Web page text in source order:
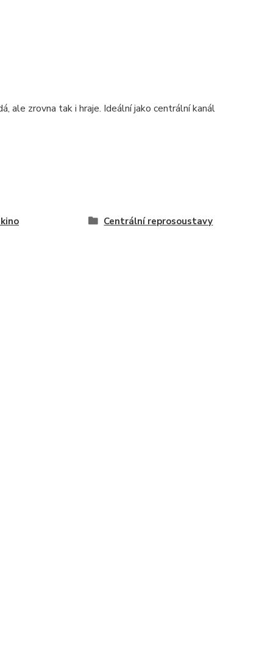
ale zrovna tak i hraje. Ideální jako centrální kanál
Centrální reprosoustavy